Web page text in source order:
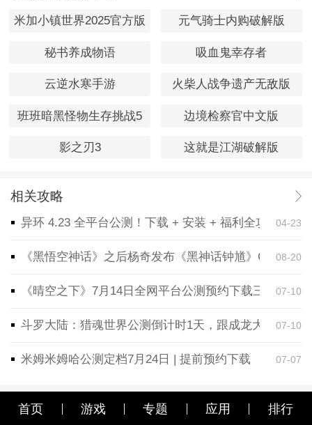
米加小镇世界2025官方版 元气骑士内购破解版
秘书养成物语 吸血鬼幸存者
云逆水寒手游 火柴人战争遗产无敌版
班班暗黑怪物生存挑战5 边境检察官中文版
影之刃3 这就是江湖破解版
相关攻略
异环 4.23 全平台公测！下载 + 安装 + 福利全攻略，一
04-23
《黑悟空神话》之后杨奇发布《黑神话钟馗》CG！预
08-20
《晴空之下》7月14日全网平台公测预约下载三端同步
07-10
斗罗大陆：猎魂世界公测倒计时1天，跟成龙大哥一起
07-10
米姆米姆哈公测定档7月24日 | 提前预约下载 07-07
首页 游戏 专题 应用 排行